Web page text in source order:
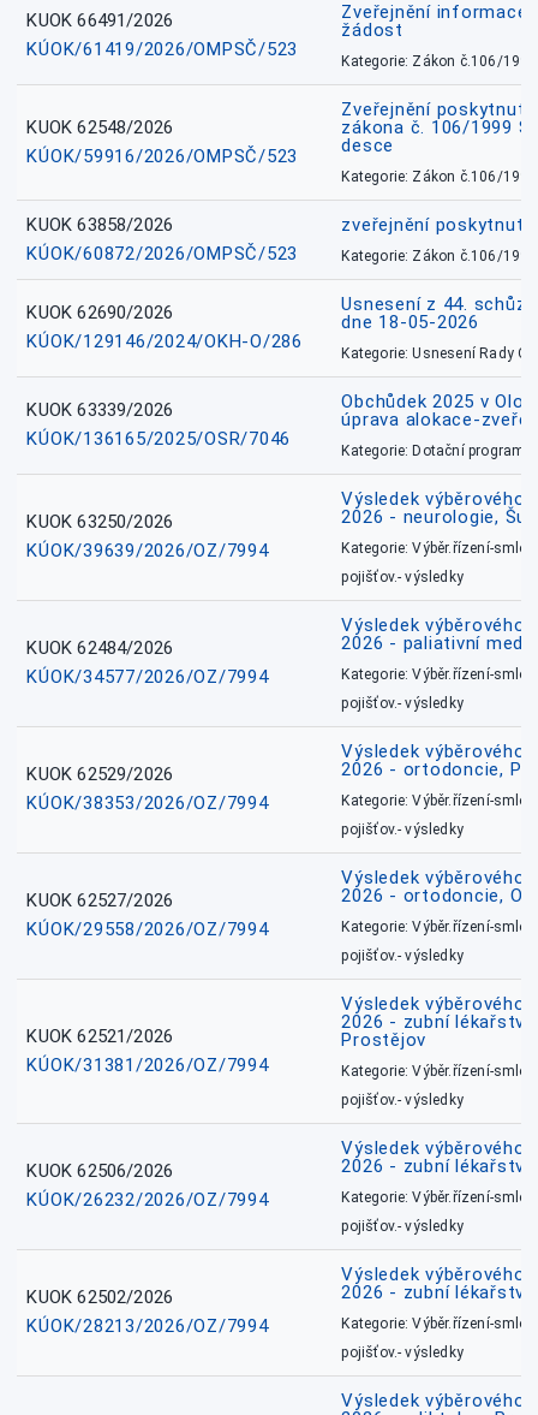
KUOK 66491/2026
KÚOK/61419/2026/OMPSČ/523
Zveřejnění informace
žádost
Kategorie: Zákon č.106/1999
KUOK 62548/2026
KÚOK/59916/2026/OMPSČ/523
Zveřejnění
zákona č. 106/1999
desce
Kategorie: Zákon č.106/1999
KUOK 63858/2026
KÚOK/60872/2026/OMPSČ/523
zveřejnění
Kategorie: Zákon č.106/1999
KUOK 62690/2026
KÚOK/129146/2024/OKH-O/286
Usnesení z 44.
dne 18-05-2026
Kategorie: Usnesení Rady
KUOK 63339/2026
KÚOK/136165/2025/OSR/7046
Obchůdek 2025 v
úprava alokace-
Kategorie: Dotační
KUOK 63250/2026
KÚOK/39639/2026/OZ/7994
Výsledek výběrového
2026 - neurologie,
Kategorie: Výběr.řízení-
pojišťov.- výsledky
KUOK 62484/2026
KÚOK/34577/2026/OZ/7994
Výsledek výběrového
2026 - paliativní
Kategorie: Výběr.řízení-
pojišťov.- výsledky
KUOK 62529/2026
KÚOK/38353/2026/OZ/7994
Výsledek výběrového
2026 - ortodoncie,
Kategorie: Výběr.řízení-
pojišťov.- výsledky
KUOK 62527/2026
KÚOK/29558/2026/OZ/7994
Výsledek výběrového
2026 - ortodoncie,
Kategorie: Výběr.řízení-
pojišťov.- výsledky
KUOK 62521/2026
KÚOK/31381/2026/OZ/7994
Výsledek výběrového
2026 - zubní
Prostějov
Kategorie: Výběr.řízení-
pojišťov.- výsledky
KUOK 62506/2026
KÚOK/26232/2026/OZ/7994
Výsledek výběrového
2026 - zubní
Kategorie: Výběr.řízení-
pojišťov.- výsledky
KUOK 62502/2026
KÚOK/28213/2026/OZ/7994
Výsledek výběrového
2026 - zubní
Kategorie: Výběr.řízení-
pojišťov.- výsledky
Výsledek výběrového